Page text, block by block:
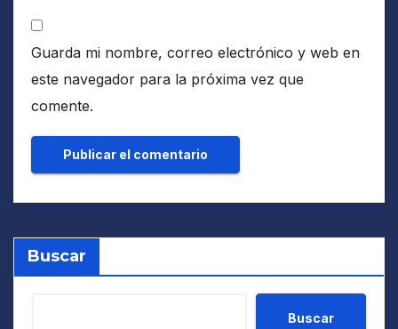
Guarda mi nombre, correo electrónico y web en
este navegador para la próxima vez que
comente.
Buscar
Buscar